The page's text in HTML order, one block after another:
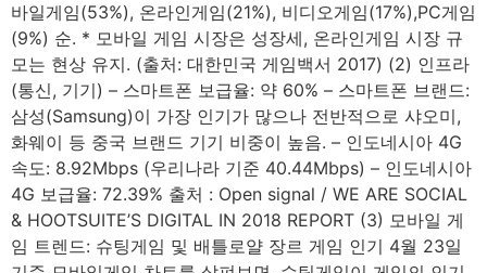
바일게임(53%), 온라인게임(21%), 비디오게임(17%),PC게임
(9%) 순. * 모바일 게임 시장은 성장세, 온라인게임 시장 규
모는 현상 유지. (출처: 대한민국 게임백서 2017) (2) 인프라
(통신, 기기) – 스마트폰 보급율: 약 60% – 스마트폰 브랜드:
삼성(Samsung)이 가장 인기가 많으나 전반적으로 샤오미,
화웨이 등 중국 브랜드 기기 비중이 높음. – 인도네시아 4G
속도: 8.92Mbps (우리나라 기준 40.44Mbps) – 인도네시아
4G 보급율: 72.39% 출처 : Open signal / WE ARE SOCIAL
& HOOTSUITE’S DIGITAL IN 2018 REPORT (3) 모바일 게
임 트렌드: 슈팅게임 및 배틀로얄 장르 게임 인기 4월 23일